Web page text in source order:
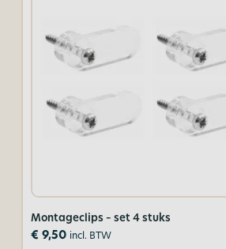
Montageclips – set 4 stuks
€ 9,50 incl. BTW